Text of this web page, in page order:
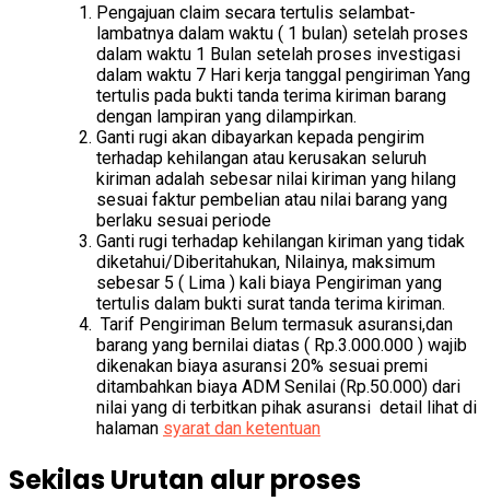
Pengajuan claim secara tertulis selambat-
lambatnya dalam waktu ( 1 bulan) setelah proses
dalam waktu 1 Bulan setelah proses investigasi
dalam waktu 7 Hari kerja tanggal pengiriman Yang
tertulis pada bukti tanda terima kiriman barang
dengan lampiran yang dilampirkan.
Ganti rugi akan dibayarkan kepada pengirim
terhadap kehilangan atau kerusakan seluruh
kiriman adalah sebesar nilai kiriman yang hilang
sesuai faktur pembelian atau nilai barang yang
berlaku sesuai periode
Ganti rugi terhadap kehilangan kiriman yang tidak
diketahui/Diberitahukan, Nilainya, maksimum
sebesar 5 ( Lima ) kali biaya Pengiriman yang
tertulis dalam bukti surat tanda terima kiriman.
Tarif Pengiriman Belum termasuk asuransi,dan
barang yang bernilai diatas ( Rp.3.000.000 ) wajib
dikenakan biaya asuransi 20% sesuai premi
ditambahkan biaya ADM Senilai (Rp.50.000) dari
nilai yang di terbitkan pihak asuransi detail lihat di
halaman syarat dan ketentuan
Sekilas Urutan alur proses